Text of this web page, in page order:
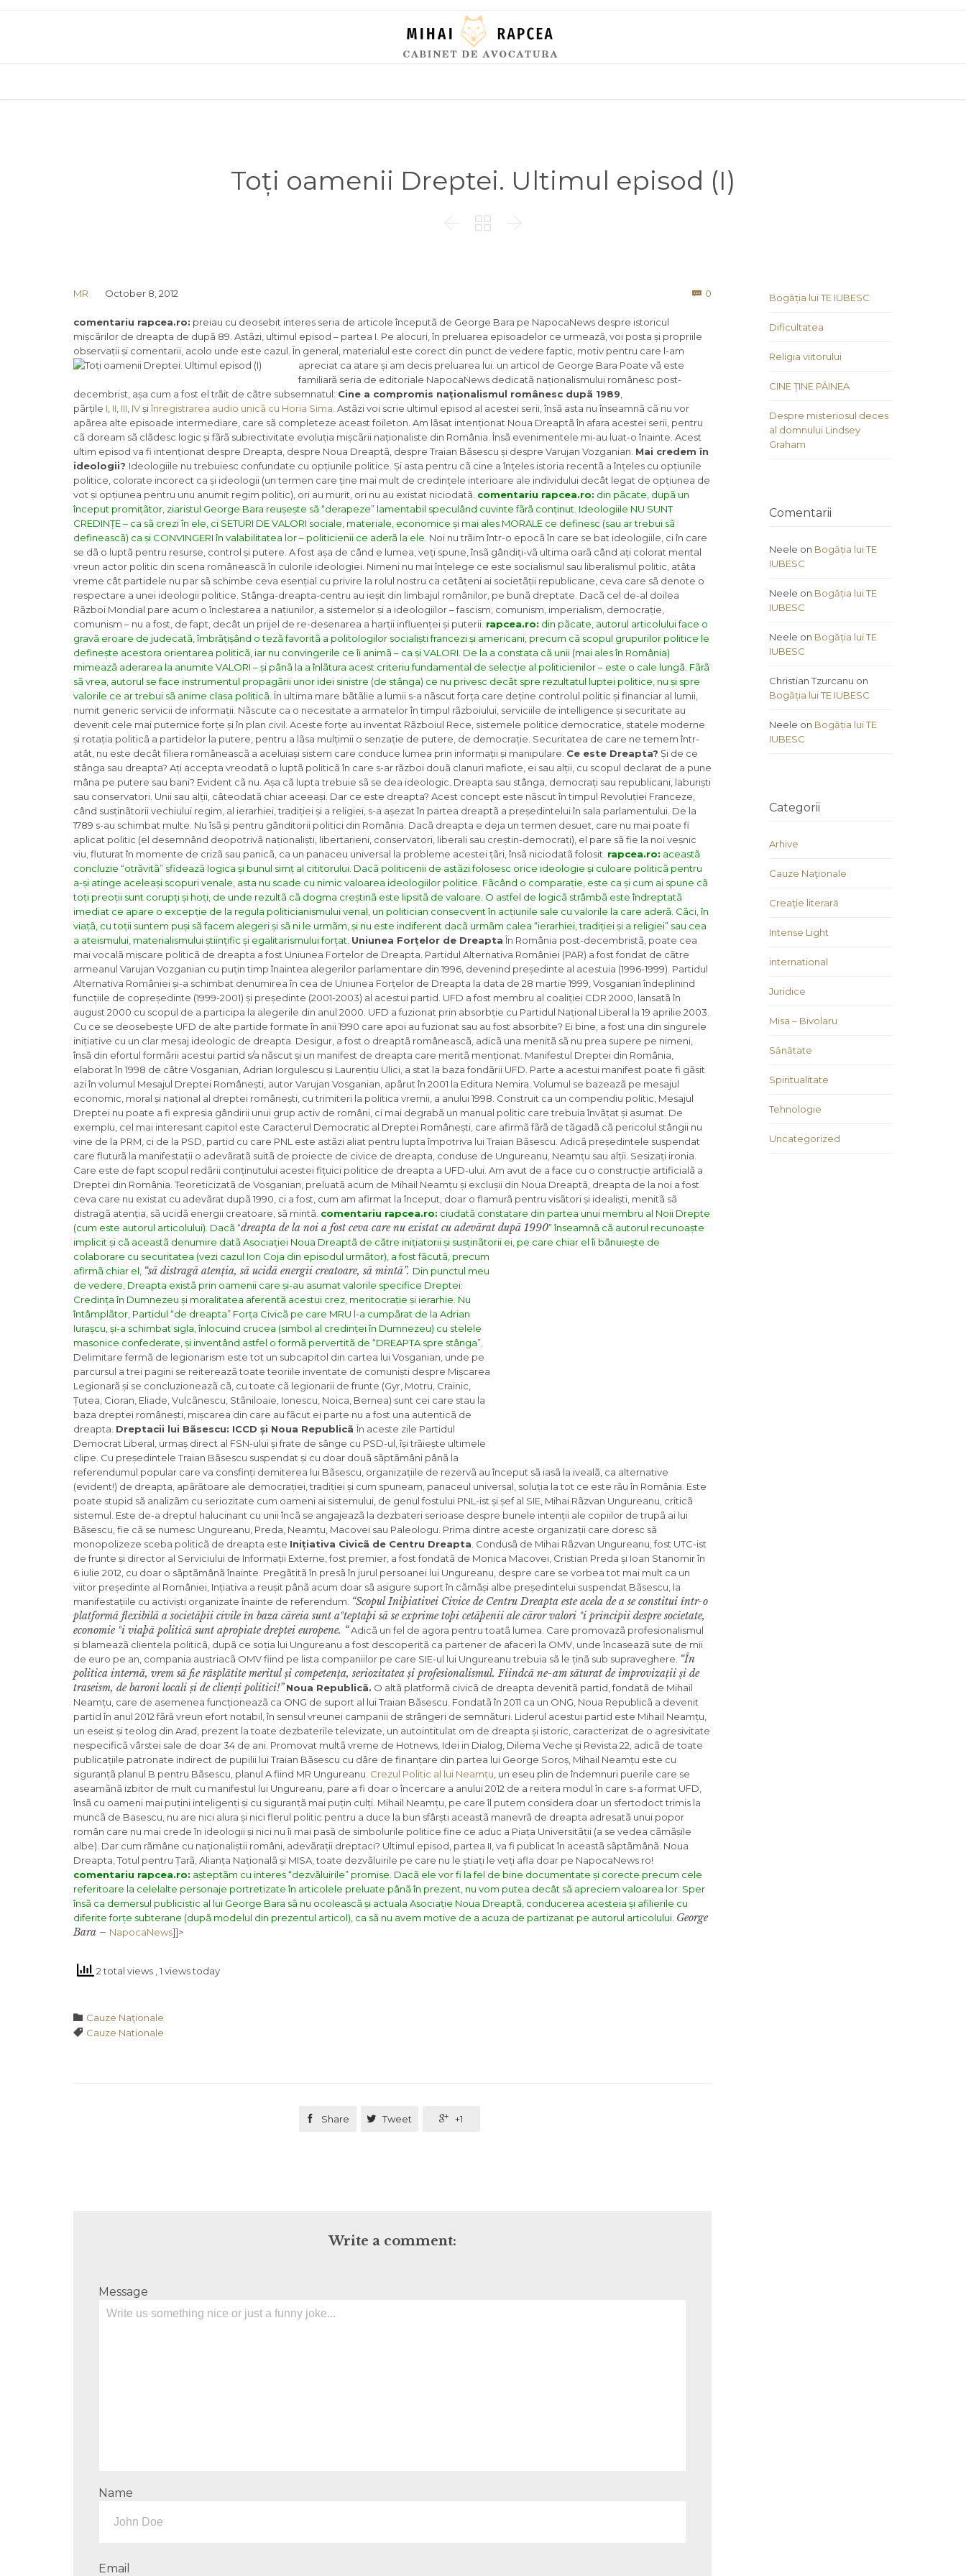
Toți oamenii Dreptei. Ultimul episod (I)
  
MR October 8, 2012  0
comentariu rapcea.ro: preiau cu deosebit interes seria de articole începutã de George Bara pe NapocaNews despre istoricul
mișcãrilor de dreapta de dupã 89. Astãzi, ultimul episod – partea I. Pe alocuri, în preluarea episoadelor ce urmeazã, voi posta și propriile
observații și comentarii, acolo unde este cazul. În general, materialul este corect din punct de vedere faptic, motiv pentru care l-am
apreciat ca atare și am decis preluarea lui. un articol de George Bara Poate vã este
familiarã seria de editoriale NapocaNews dedicatã naționalismului românesc post-
decembrist, așa cum a fost el trãit de cãtre subsemnatul: Cine a compromis naționalismul românesc dupã 1989
pãrțile I II III IVșiînregistrarea audio unicã cu Horia Sima . Astãzi voi scrie ultimul episod al acestei serii, însã asta nu înseamnã cã nu vor
apãrea alte episoade intermediare, care sã completeze aceast foileton. Am lãsat intenționat Noua Dreaptã în afara acestei serii, pentru
cã doream sã clãdesc logic și fãrã subiectivitate evoluția mișcãrii naționaliste din România. Însã evenimentele mi-au luat-o înainte. Acest
ultim episod va fi intenționat despre Dreapta, despre Noua Dreaptã, despre Traian Bãsescu și despre Varujan Vozganian. Mai credem în
ideologii? Ideologiile nu trebuiesc confundate cu opțiunile politice. Și asta pentru cã cine a înțeles istoria recentã a înțeles cu opțiunile
politice, colorate incorect ca și ideologii (un termen care ține mai mult de credințele interioare ale individului decât legat de opțiunea de
vot și opțiunea pentru unu anumit regim politic), ori au murit, ori nu au existat niciodatã. comentariu rapcea.ro: din pãcate, dupã un
început promițãtor, ziaristul George Bara reușește sã “derapeze” lamentabil speculând cuvinte fãrã conținut. Ideologiile NU SUNT
CREDINȚE – ca sã crezi în ele, ci SETURI DE VALORI sociale, materiale, economice și mai ales MORALE ce definesc (sau ar trebui sã
defineascã) ca și CONVINGERI în valabilitatea lor – politicienii ce aderã la ele. Noi nu trãim într-o epocã în care se bat ideologiile, ci în care
se dã o luptã pentru resurse, control și putere. A fost așa de când e lumea, veți spune, însã gândiți-vã ultima oarã când ați colorat mental
vreun actor politic din scena româneascã în culorile ideologiei. Nimeni nu mai înțelege ce este socialismul sau liberalismul politic, atâta
vreme cât partidele nu par sã schimbe ceva esențial cu privire la rolul nostru ca cetãțeni ai societãții republicane, ceva care sã denote o
respectare a unei ideologii politice. Stânga-dreapta-centru au ieșit din limbajul românilor, pe bunã dreptate. Dacã cel de-al doilea
Rãzboi Mondial pare acum o încleștarea a națiunilor, a sistemelor și a ideologiilor – fascism, comunism, imperialism, democrație,
comunism – nu a fost, de fapt, decât un prijel de re-desenarea a harții influenței și puterii. rapcea.ro: din pãcate, autorul articolului face o
gravã eroare de judecatã, îmbrãțișând o tezã favoritã a politologilor socialiști francezi și americani, precum cã scopul grupurilor politice le
definește acestora orientarea politicã, iar nu convingerile ce îi animã – ca și VALORI. De la a constata cã unii (mai ales în România)
mimeazã aderarea la anumite VALORI – și pânã la a înlãtura acest criteriu fundamental de selecție al politicienilor – este o cale lungã. Fãrã
sã vrea, autorul se face instrumentul propagãrii unor idei sinistre (de stânga) ce nu privesc decât spre rezultatul luptei politice, nu și spre
valorile ce ar trebui sã anime clasa politicã. În ultima mare bãtãlie a lumii s-a nãscut forța care deține controlul politic și financiar al lumii,
numit generic servicii de informații. Nãscute ca o necesitate a armatelor în timpul rãzboiului, serviciile de intelligence și securitate au
devenit cele mai puternice forțe și în plan civil. Aceste forțe au inventat Rãzboiul Rece, sistemele politice democratice, statele moderne
și rotația politicã a partidelor la putere, pentru a lãsa mulțimii o senzație de putere, de democrație. Securitatea de care ne temem într-
atât, nu este decât filiera româneascã a aceluiași sistem care conduce lumea prin informații și manipulare. Ce este Dreapta? Și de ce
stânga sau dreapta? Ați accepta vreodatã o luptã politicã în care s-ar rãzboi douã clanuri mafiote, ei sau alții, cu scopul declarat de a pune
mâna pe putere sau bani? Evident cã nu. Așa cã lupta trebuie sã se dea ideologic. Dreapta sau stânga, democrați sau republicani, laburiști
sau conservatori. Unii sau alții, câteodatã chiar aceeași. Dar ce este dreapta? Acest concept este nãscut în timpul Revoluției Franceze,
când susținãtorii vechiului regim, al ierarhiei, tradiției și a religiei, s-a așezat în partea dreaptã a președintelui în sala parlamentului. De la
1789 s-au schimbat multe. Nu îsã și pentru gânditorii politici din România. Dacã dreapta e deja un termen desuet, care nu mai poate fi
aplicat politic (el desemnând deopotrivã naționaliști, libertarieni, conservatori, liberali sau creștin-democrați), el pare sã fie la noi veșnic
viu, fluturat în momente de crizã sau panicã, ca un panaceu universal la probleme acestei țãri, însã niciodatã folosit. rapcea.ro: aceastã
concluzie “otrãvitã” sfideazã logica și bunul simț al cititorului. Dacã politicenii de astãzi folosesc orice ideologie și culoare politicã pentru
a-și atinge aceleași scopuri venale, asta nu scade cu nimic valoarea ideologiilor politice. Fãcând o comparație, este ca și cum ai spune cã
toți preoții sunt corupți și hoți, de unde rezultã cã dogma creștinã este lipsitã de valoare. O astfel de logicã strâmbã este îndreptatã
imediat ce apare o excepție de la regula politicianismului venal, un politician consecvent în acțiunile sale cu valorile la care aderã. Cãci, în
viațã, cu toții suntem puși sã facem alegeri și sã ni le urmãm, și nu este indiferent dacã urmãm calea “ierarhiei, tradiției și a religiei” sau cea
a ateismului, materialismului științific și egalitarismului forțat. Uniunea Forțelor de DreaptaÎn România post-decembristã, poate cea
mai vocalã mișcare politicã de dreapta a fost Uniunea Forțelor de Dreapta. Partidul Alternativa României (PAR) a fost fondat de cãtre
armeanul Varujan Vozganian cu puțin timp înaintea alegerilor parlamentare din 1996, devenind președinte al acestuia (1996-1999). Partidul
Alternativa României și-a schimbat denumirea în cea de Uniunea Forțelor de Dreapta la data de 28 martie 1999, Vosganian îndeplinind
funcțiile de copreședinte (1999-2001) și președinte (2001-2003) al acestui partid. UFD a fost membru al coaliției CDR 2000, lansatã în
august 2000 cu scopul de a participa la alegerile din anul 2000. UFD a fuzionat prin absorbție cu Partidul Național Liberal la 19 aprilie 2003.
Cu ce se deosebește UFD de alte partide formate în anii 1990 care apoi au fuzionat sau au fost absorbite? Ei bine, a fost una din singurele
inițiative cu un clar mesaj ideologic de dreapta. Desigur, a fost o dreaptã româneascã, adicã una menitã sã nu prea supere pe nimeni,
însã din efortul formãrii acestui partid s/a nãscut și un manifest de dreapta care meritã menționat. Manifestul Dreptei din România,
elaborat în 1998 de câtre Vosganian, Adrian Iorgulescu și Laurențiu Ulici, a stat la baza fondãrii UFD. Parte a acestui manifest poate fi gãsit
azi în volumul Mesajul Dreptei Românești, autor Varujan Vosganian, apãrut în 2001 la Editura Nemira. Volumul se bazeazã pe mesajul
economic, moral și național al dreptei românești, cu trimiteri la politica vremii, a anului 1998. Construit ca un compendiu politic, Mesajul
Dreptei nu poate a fi expresia gândirii unui grup activ de români, ci mai degrabã un manual politic care trebuia învãțat și asumat. De
exemplu, cel mai interesant capitol este Caracterul Democratic al Dreptei Românești, care afirmã fãrã de tãgadã cã pericolul stângii nu
vine de la PRM, ci de la PSD, partid cu care PNL este astãzi aliat pentru lupta împotriva lui Traian Bãsescu. Adicã președintele suspendat
care fluturã la manifestații o adevãratã suitã de proiecte de civice de dreapta, conduse de Ungureanu, Neamțu sau alții. Sesizați ironia.
Care este de fapt scopul redãrii conținutului acestei fițuici politice de dreapta a UFD-ului. Am avut de a face cu o construcție artificialã a
Dreptei din România. Teoreticizatã de Vosganian, preluatã acum de Mihail Neamțu și exclușii din Noua Dreaptã, dreapta de la noi a fost
ceva care nu existat cu adevãrat dupã 1990, ci a fost, cum am afirmat la început, doar o flamurã pentru visãtori și idealiști, menitã sã
distragã atenția, sã ucidã energii creatoare, sã mintã. comentariu rapcea.ro: ciudatã constatare din partea unui membru al Noii Drepte
(cum este autorul articolului). Dacã “dreapta de la noi a fost ceva care nu existat cu adevãrat dupã 1990” înseamnã cã autorul recunoaște
implicit și cã aceastã denumire datã Asociației Noua Dreaptã de cãtre inițiatorii și susținãtorii ei, pe care chiar el îi bãnuiește de
colaborare cu securitatea (vezi cazul Ion Coja din episodul urmãtor), a fost fãcutã, precum
afirmã chiar el, “sã distragã atenția, sã ucidã energii creatoare, sã mintã”. Din punctul meu
de vedere, Dreapta existã prin oamenii care și-au asumat valorile specifice Dreptei:
Credința în Dumnezeu și moralitatea aferentã acestui crez, meritocrație și ierarhie. Nu
întâmplãtor, Partidul “de dreapta” Forța Civicã pe care MRU l-a cumpãrat de la Adrian
Iurașcu, și-a schimbat sigla, înlocuind crucea (simbol al credinței în Dumnezeu) cu stelele
masonice confederate, și inventând astfel o formã pervertitã de “DREAPTA spre stânga”.
Delimitare fermã de legionarism este tot un subcapitol din cartea lui Vosganian, unde pe
parcursul a trei pagini se reitereazã toate teoriile inventate de comuniști despre Mișcarea
Legionarã și se concluzioneazã cã, cu toate cã legionarii de frunte (Gyr, Motru, Crainic,
Țutea, Cioran, Eliade, Vulcãnescu, Stãniloaie, Ionescu, Noica, Bernea) sunt cei care stau la
baza dreptei românești, mișcarea din care au fãcut ei parte nu a fost una autenticã de
dreapta. Dreptacii lui Bãsescu: ICCD și Noua RepublicãÎn aceste zile Partidul
Democrat Liberal, urmaș direct al FSN-ului și frate de sânge cu PSD-ul, își trãiește ultimele
clipe. Cu președintele Traian Bãsescu suspendat și cu doar douã sãptãmâni pânã la
referendumul popular care va consfinți demiterea lui Bãsescu, organizațiile de rezervã au început sã iasã la ivealã, ca alternative
(evident!) de dreapta, apãrãtoare ale democrației, tradiției și cum spuneam, panaceul universal, soluția la tot ce este rãu în România. Este
poate stupid sã analizãm cu seriozitate cum oameni ai sistemului, de genul fostului PNL-ist și șef al SIE, Mihai Rãzvan Ungureanu, criticã
sistemul. Este de-a dreptul halucinant cu unii încã se angajeazã la dezbateri serioase despre bunele intenții ale copiilor de trupã ai lui
Bãsescu, fie cã se numesc Ungureanu, Preda, Neamțu, Macovei sau Paleologu. Prima dintre aceste organizații care doresc sã
monopolizeze sceba politicã de dreapta este Inițiativa Civicã de Centru Dreapta . Condusã de Mihai Rãzvan Ungureanu, fost UTC-ist
de frunte și director al Serviciului de Informații Externe, fost premier, a fost fondatã de Monica Macovei, Cristian Preda și Ioan Stanomir în
6 iulie 2012, cu doar o sãptãmânã înainte. Pregãtitã în presã în jurul persoanei lui Ungureanu, despre care se vorbea tot mai mult ca un
viitor președinte al României, Ințiativa a reușit pânã acum doar sã asigure suport în cãmãși albe președintelui suspendat Bãsescu, la
manifestațiile cu activiști organizate înainte de referendum. “Scopul Iniþiativei Civice de Centru Dreapta este acela de a se constitui într-o
platformã flexibilã a societãþii civile în baza cãreia sunt aºteptaþi sã se exprime toþi cetãþenii ale cãror valori ºi principii despre societate,
economie ºi viaþã politicã sunt apropiate dreptei europene. “Adicã un fel de agora pentru toatã lumea. Care promovazã profesionalismul
și blameazã clientela politicã, dupã ce soția lui Ungureanu a fost descoperitã ca partener de afaceri la OMV, unde încaseazã sute de mii
de euro pe an, compania austriacã OMV fiind pe lista companiilor pe care SIE-ul lui Ungureanu trebuia sã le ținã sub supraveghere. “În
politica internã, vrem sã fie rãsplãtite meritul și competența, seriozitatea și profesionalismul. Fiindcã ne-am sãturat de improvizații și de
traseism, de baroni locali și de clienți politici!” Noua Republicã. O altã platformã civicã de dreapta devenitã partid, fondatã de Mihail
Neamțu, care de asemenea funcționeazã ca ONG de suport al lui Traian Bãsescu. Fondatã în 2011 ca un ONG, Noua Republicã a devenit
partid în anul 2012 fãrã vreun efort notabil, în sensul vreunei campanii de strângeri de semnãturi. Liderul acestui partid este Mihail Neamțu,
un eseist și teolog din Arad, prezent la toate dezbaterile televizate, un autointitulat om de dreapta și istoric, caracterizat de o agresivitate
nespecificã vârstei sale de doar 34 de ani. Promovat multã vreme de Hotnews, Idei in Dialog, Dilema Veche și Revista 22, adicã de toate
publicațiile patronate indirect de pupilii lui Traian Bãsescu cu dâre de finanțare din partea lui George Soroș, Mihail Neamțu este cu
siguranțã planul B pentru Bãsescu, planul A fiind MR Ungureanu. Crezul Politic al lui Neamțu , un eseu plin de îndemnuri puerile care se
aseamãnã izbitor de mult cu manifestul lui Ungureanu, pare a fi doar o încercare a anului 2012 de a reitera modul în care s-a format UFD,
însã cu oameni mai puțini inteligenți și cu siguranțã mai puțin culți. Mihail Neamțu, pe care îl putem considera doar un sfertodoct trimis la
muncã de Basescu, nu are nici alura și nici flerul politic pentru a duce la bun sfârști aceastã manevrã de dreapta adresatã unui popor
român care nu mai crede în ideologii și nici nu îi mai pasã de simbolurile politice fine ce aduc a Piața Universitãții (a se vedea cãmãșile
albe). Dar cum rãmâne cu naționaliștii români, adevãrații dreptaci? Ultimul episod, partea II, va fi publicat în aceastã sãptãmânã. Noua
Dreapta, Totul pentru Țarã, Alianța Naționalã și MISA, toate dezvãluirile pe care nu le știați le veți afla doar pe NapocaNews.ro!
comentariu rapcea.ro: așteptãm cu interes “dezvãluirile” promise. Dacã ele vor fi la fel de bine documentate și corecte precum cele
referitoare la celelalte personaje portretizate în articolele preluate pânã în prezent, nu vom putea decât sã apreciem valoarea lor. Sper
însã ca demersul publicistic al lui George Bara sã nu ocoleascã și actuala Asociație Noua Dreaptã, conducerea acesteia și afilierile cu
diferite forțe subterane (dupã modelul din prezentul articol), ca sã nu avem motive de a acuza de partizanat pe autorul articolului. George
Bara – NapocaNews]]>
2 total views , 1 views today
 Category
Cauze Naţionale
 Tags
Cauze Nationale
 Share  Tweet  +1
Write a comment:
Message
Name
Email
Bogăția lui TE IUBESC
Dificultatea
Religia viitorului
CINE ȚINE PÂINEA
Despre misteriosul deces
al domnului Lindsey
Graham
Comentarii
Neele on Bogăția lui TE
IUBESC
Neele on Bogăția lui TE
IUBESC
Neele on Bogăția lui TE
IUBESC
Christian Tzurcanu on
Bogăția lui TE IUBESC
Neele on Bogăția lui TE
IUBESC
Categorii
Arhive
Cauze Naţionale
Creaţie literară
Intense Light
international
Juridice
Misa – Bivolaru
Sănătate
Spiritualitate
Tehnologie
Uncategorized